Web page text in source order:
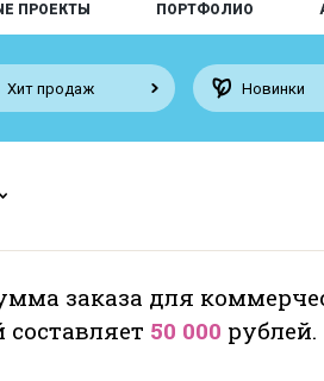
ПРОЕКТЫ ПОРТФОЛИО
Хит продаж Новинки
заказа для
50 000 рублей.